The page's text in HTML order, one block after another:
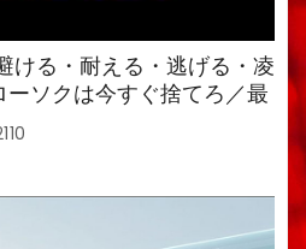
ける・耐える・逃げる・凌
ソクは今すぐ捨てろ／最
トイレ備蓄がなければ食料